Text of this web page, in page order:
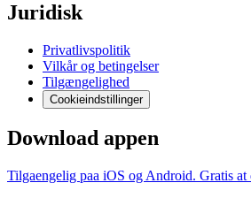
Juridisk
Privatlivspolitik
Vilkår og betingelser
Tilgængelighed
Cookieindstillinger
Download appen
Tilgaengelig paa iOS og Android. Gratis at